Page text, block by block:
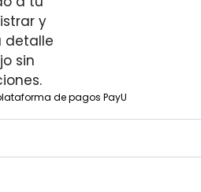
de pagos PayU